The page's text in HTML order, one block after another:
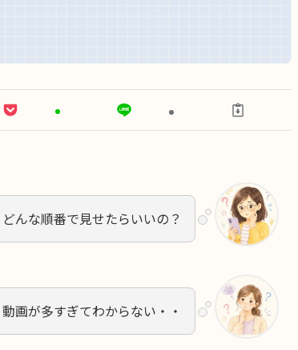
んな順番で見せたらいいの？
動画が多すぎてわからない・・